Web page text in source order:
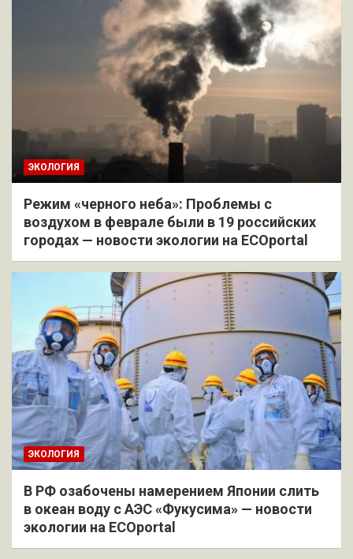
ЭКОЛОГИЯ
Режим «черного неба»: Проблемы с
воздухом в феврале были в 19 российских
городах — новости экологии на ECOportal
ЭКОЛОГИЯ
В РФ озабочены намерением Японии слить
в океан воду с АЭС «Фукусима» — новости
экологии на ECOportal